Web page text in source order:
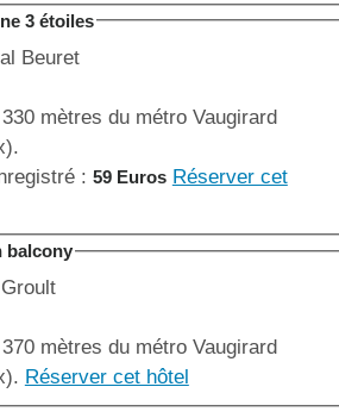
3 étoiles
Beuret
mètres du métro Vaugirard
: 59 Euros Réserver cet
balcony
mètres du métro Vaugirard
Réserver cet hôtel